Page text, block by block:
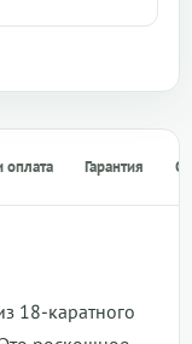
оплата Гарантия
18-каратного